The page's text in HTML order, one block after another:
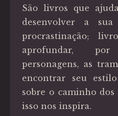
São livros que
desenvolver a
procrastinação;
aprofundar,
personagens, as
encontrar seu
sobre o caminho
isso nos inspira.